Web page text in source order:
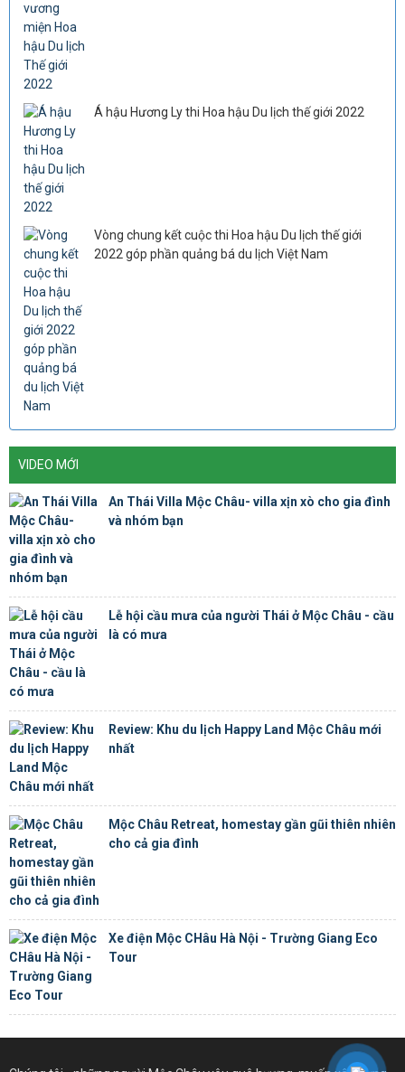
Á hậu Hương Ly thi Hoa hậu Du lịch thế giới 2022
Vòng chung kết cuộc thi Hoa hậu Du lịch thế giới
2022 góp phần quảng bá du lịch Việt Nam
VIDEO MỚI
An Thái Villa Mộc Châu- villa xịn xò cho gia đình
và nhóm bạn
Lễ hội cầu mưa của người Thái ở Mộc Châu - cầu
là có mưa
Review: Khu du lịch Happy Land Mộc Châu mới
nhất
Mộc Châu Retreat, homestay gần gũi thiên nhiên
cho cả gia đình
Xe điện Mộc CHâu Hà Nội - Trường Giang Eco
Tour